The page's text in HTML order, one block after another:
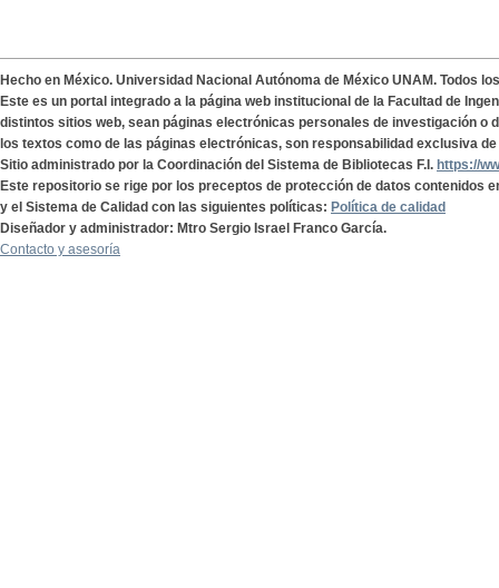
Hecho en México. Universidad Nacional Autónoma de México UNAM. Todos
Este es un portal integrado a la página web institucional de la Facultad de
distintos sitios web, sean páginas electrónicas personales de investigación o
los textos como de las páginas electrónicas, son responsabilidad exclusiva
Sitio administrado por la Coordinación del Sistema de Bibliotecas F.I. https://
Este repositorio se rige por los preceptos de protección de datos contenidos
y el Sistema de Calidad con las siguientes políticas: Política de calidad
Diseñador y administrador: Mtro Sergio Israel Franco García.
Contacto y asesoría